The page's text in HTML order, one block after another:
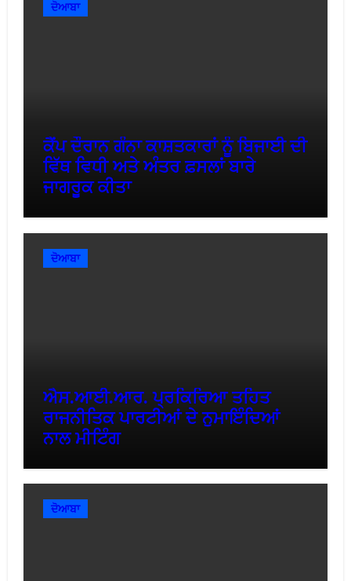
ਦੋਆਬਾ
ਕੈਂਪ ਦੌਰਾਨ ਗੰਨਾ ਕਾਸ਼ਤਕਾਰਾਂ ਨੂੰ ਬਿਜਾਈ ਦੀ
ਵਿੱਥ ਵਿਧੀ ਅਤੇ ਅੰਤਰ ਫ਼ਸਲਾਂ ਬਾਰੇ
ਜਾਗਰੂਕ ਕੀਤਾ
ਦੋਆਬਾ
ਐਸ.ਆਈ.ਆਰ. ਪ੍ਰਕਿਰਿਆ ਤਹਿਤ
ਰਾਜਨੀਤਿਕ ਪਾਰਟੀਆਂ ਦੇ ਨੁਮਾਇੰਦਿਆਂ
ਨਾਲ ਮੀਟਿੰਗ
ਦੋਆਬਾ